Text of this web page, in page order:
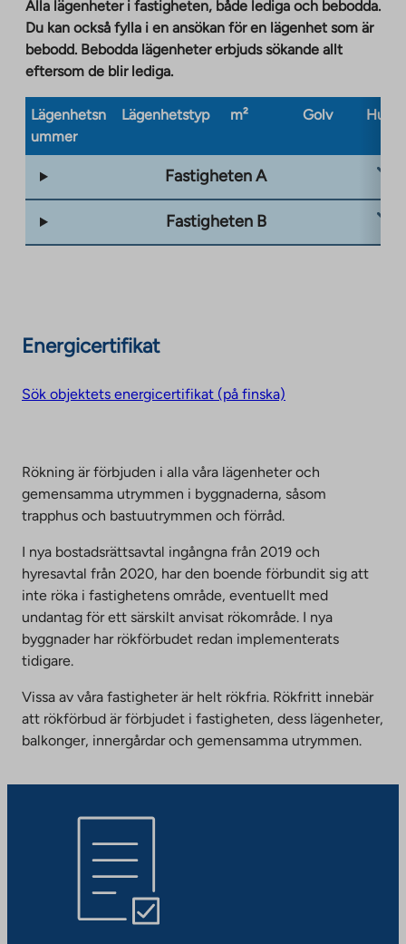
new
tab
Alla lägenheter i fastigheten, både lediga och bebodda.
Du kan också fylla i en ansökan för en lägenhet som är
bebodd. Bebodda lägenheter erbjuds sökande allt
eftersom de blir lediga.
Lägenhetsn
ummer
Lägenhetstyp m² Golv
Fastigheten A
Fastigheten B
Energicertifikat
Sök objektets energicertifikat (på finska)
Rökning är förbjuden i alla våra lägenheter och
gemensamma utrymmen i byggnaderna, såsom
trapphus och bastuutrymmen och förråd.
I nya bostadsrättsavtal ingångna från 2019 och
hyresavtal från 2020, har den boende förbundit sig att
inte röka i fastighetens område, eventuellt med
undantag för ett särskilt anvisat rökområde. I nya
byggnader har rökförbudet redan implementerats
tidigare.
Vissa av våra fastigheter är helt rökfria. Rökfritt innebär
att rökförbud är förbjudet i fastigheten, dess lägenheter,
balkonger, innergårdar och gemensamma utrymmen.